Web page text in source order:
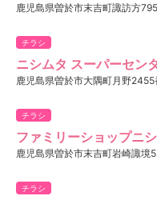
鹿児島県曽於市末吉町諏訪方
チラシ
ニシムタ スーパーセン
鹿児島県曽於市大隅町月野2455
チラシ
ファミリーショップニ
鹿児島県曽於市末吉町岩崎諏境
チラシ